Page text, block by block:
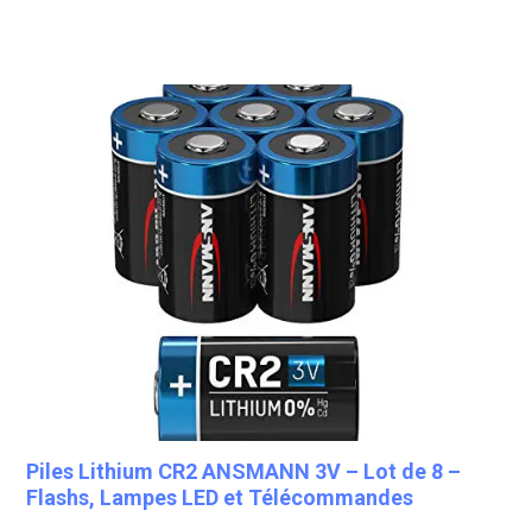
Piles Lithium CR2 ANSMANN 3V – Lot de 8 –
Flashs, Lampes LED et Télécommandes